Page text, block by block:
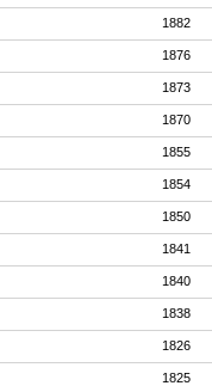
1882
1876
1873
1870
1855
1854
1850
1841
1840
1838
1826
1825